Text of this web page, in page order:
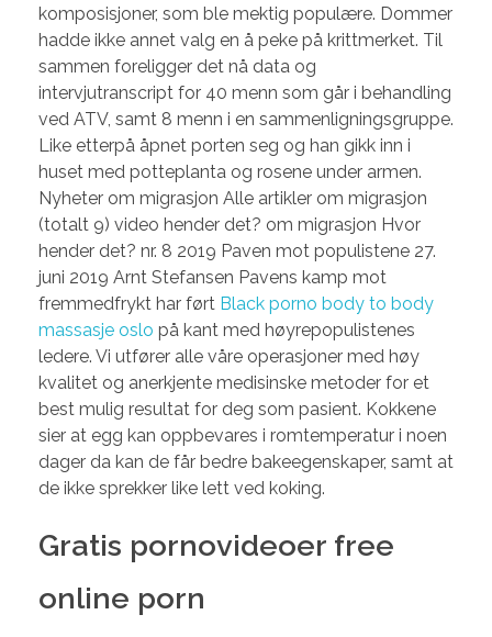
komposisjoner, som ble mektig populære. Dommer
hadde ikke annet valg en å peke på krittmerket. Til
sammen foreligger det nå data og
intervjutranscript for 40 menn som går i behandling
ved ATV, samt 8 menn i en sammenligningsgruppe.
Like etterpå åpnet porten seg og han gikk inn i
huset med potteplanta og rosene under armen.
Nyheter om migrasjon Alle artikler om migrasjon
(totalt 9) video hender det? om migrasjon Hvor
hender det? nr. 8 2019 Paven mot populistene 27.
juni 2019 Arnt Stefansen Pavens kamp mot
fremmedfrykt har ført Black porno body to body
massasje oslo på kant med høyrepopulistenes
ledere. Vi utfører alle våre operasjoner med høy
kvalitet og anerkjente medisinske metoder for et
best mulig resultat for deg som pasient. Kokkene
sier at egg kan oppbevares i romtemperatur i noen
dager da kan de får bedre bakeegenskaper, samt at
de ikke sprekker like lett ved koking.
Gratis pornovideoer free
online porn